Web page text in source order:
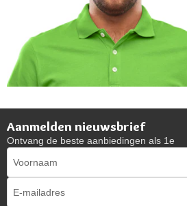
Aanmelden nieuwsbrief
Ontvang de beste aanbiedingen als 1e